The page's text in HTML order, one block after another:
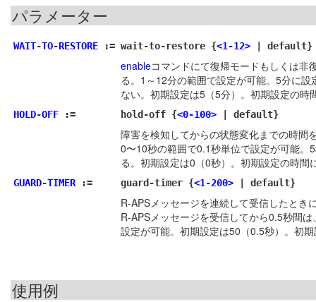
パラメーター
WAIT-TO-RESTORE := wait-to-restore {<1-12> | default}
enableコマンドにて復帰モードもしくは非
る。1～12分の範囲で設定が可能。5分に
ない。初期設定は5（5分）。初期設定の
HOLD-OFF := hold-off {<0-100> | default}
障害を検知してからの状態変化までの時間
0〜10秒の範囲で0.1秒単位で設定が可能。
る。初期設定は0（0秒）。初期設定の時
GUARD-TIMER := guard-timer {<1-200> | default}
R-APSメッセージを連続して受信したと
R-APSメッセージを受信してから0.5秒間
設定が可能。初期設定は50（0.5秒）。初
使用例